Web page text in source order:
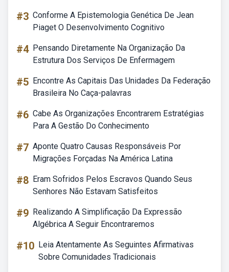
#3 Conforme A Epistemologia Genética De Jean
Piaget O Desenvolvimento Cognitivo
#4 Pensando Diretamente Na Organização Da
Estrutura Dos Serviços De Enfermagem
#5 Encontre As Capitais Das Unidades Da Federação
Brasileira No Caça-palavras
#6 Cabe As Organizações Encontrarem Estratégias
Para A Gestão Do Conhecimento
#7 Aponte Quatro Causas Responsáveis Por
Migrações Forçadas Na América Latina
#8 Eram Sofridos Pelos Escravos Quando Seus
Senhores Não Estavam Satisfeitos
#9 Realizando A Simplificação Da Expressão
Algébrica A Seguir Encontraremos
#10 Leia Atentamente As Seguintes Afirmativas
Sobre Comunidades Tradicionais